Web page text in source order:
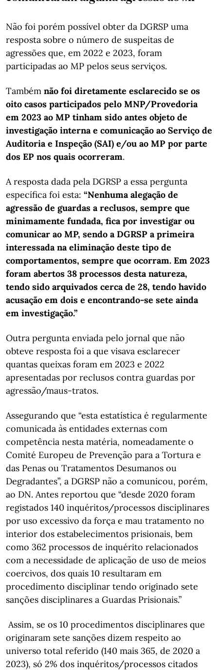
Não foi porém possível obter da DGRSP uma
resposta sobre o número de suspeitas de
agressões que, em 2022 e 2023, foram
participadas ao MP pelos seus serviços.
Também não foi diretamente esclarecido se os
oito casos participados pelo MNP/Provedoria
em 2023 ao MP tinham sido antes objeto de
investigação interna e comunicação ao Serviço de
Auditoria e Inspeção (SAI) e/ou ao MP por parte
dos EP nos quais ocorreram.
A resposta dada pela DGRSP a essa pergunta
específica foi esta: “Nenhuma alegação de
agressão de guardas a reclusos, sempre que
minimamente fundada, fica por investigar ou
comunicar ao MP, sendo a DGRSP a primeira
interessada na eliminação deste tipo de
comportamentos, sempre que ocorram. Em 2023
foram abertos 38 processos desta natureza,
tendo sido arquivados cerca de 28, tendo havido
acusação em dois e encontrando-se sete ainda
em investigação.”
Outra pergunta enviada pelo jornal que não
obteve resposta foi a que visava esclarecer
quantas queixas foram em 2023 e 2022
apresentadas por reclusos contra guardas por
agressão/maus-tratos.
Assegurando que “esta estatística é regularmente
comunicada às entidades externas com
competência nesta matéria, nomeadamente o
Comité Europeu de Prevenção para a Tortura e
das Penas ou Tratamentos Desumanos ou
Degradantes”, a DGRSP não a comunicou, porém,
ao DN. Antes reportou que “desde 2020 foram
registados 140 inquéritos/processos disciplinares
por uso excessivo da força e mau tratamento no
interior dos estabelecimentos prisionais, bem
como 362 processos de inquérito relacionados
com a necessidade de aplicação de uso de meios
coercivos, dos quais 10 resultaram em
procedimento disciplinar tendo originado sete
sanções disciplinares a Guardas Prisionais.”
Assim, se os 10 procedimentos disciplinares que
originaram sete sanções dizem respeito ao
universo total referido (140 mais 365, de 2020 a
2023), só 2% dos inquéritos/processos citados